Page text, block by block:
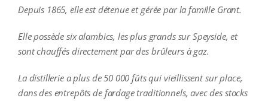
Depuis 1865, elle est détenue et gérée par la famille Grant.
Elle possède six alambics, les plus grands sur Speyside, et
sont chauffés directement par des brûleurs à gaz.
La distillerie a plus de 50 000 fûts qui vieillissent sur place,
dans des entrepôts de fardage traditionnels, avec des stocks